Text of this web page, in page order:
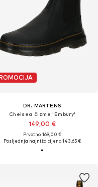
DR. MARTENS
Chelsea čizme 'Embury'
149,00 €
Prvotno: 169,00 €
Posljednja najniža cijena:143,65 €